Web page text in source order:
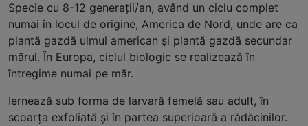
Specie cu 8-12 generaţii/an, având un ciclu complet
numai în locul de origine, America de Nord, unde are ca
plantă gazdă ulmul american şi plantă gazdă secundar
mărul. În Europa, ciclul biologic se realizează în
întregime numai pe măr.
Iernează sub forma de larvară femelă sau adult, în
scoarţa exfoliată şi în partea superioară a rădăcinilor.